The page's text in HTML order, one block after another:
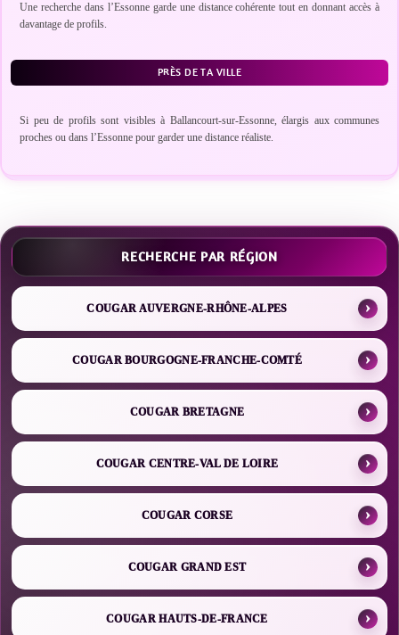
Une recherche dans l’Essonne garde une distance cohérente tout en donnant accès à
davantage de profils.
PRÈS DE TA VILLE
Si peu de profils sont visibles à Ballancourt-sur-Essonne, élargis aux communes
proches ou dans l’Essonne pour garder une distance réaliste.
RECHERCHE PAR RÉGION
COUGAR AUVERGNE-RHÔNE-ALPES
COUGAR BOURGOGNE-FRANCHE-COMTÉ
COUGAR BRETAGNE
COUGAR CENTRE-VAL DE LOIRE
COUGAR CORSE
COUGAR GRAND EST
COUGAR HAUTS-DE-FRANCE